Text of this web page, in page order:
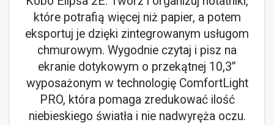
które potrafią więcej niż papier, a potem
eksportuj je dzięki zintegrowanym usługom
chmurowym. Wygodnie czytaj i pisz na
ekranie dotykowym o przekątnej 10,3”
wyposażonym w technologię ComfortLight
PRO, która pomaga zredukować ilość
niebieskiego światła i nie nadwyręża oczu.